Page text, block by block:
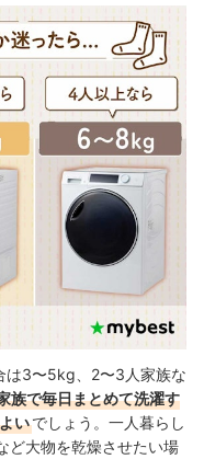
は3〜5kg、2〜3人家族な
族で毎日まとめて洗濯す
いでしょう。一人暮らし
ど大物を乾燥させたい場